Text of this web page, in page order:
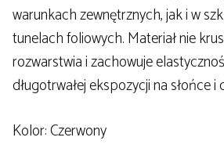
warunkach zewnętrznych, jak i w
tunelach foliowych. Materiał nie
rozwarstwia i zachowuje
długotrwałej ekspozycji na słońce i
Kolor: Czerwony